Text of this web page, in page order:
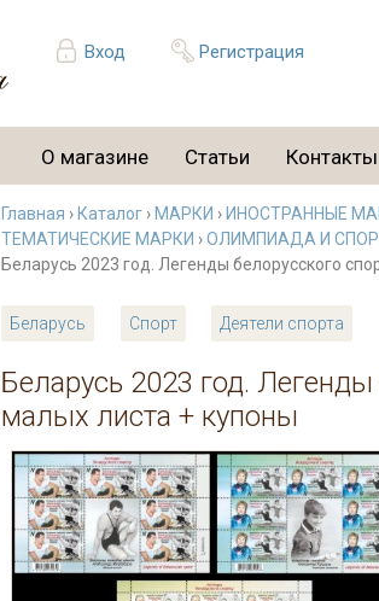
Вход Регистрация
О магазине Статьи Контакты
Главная › Каталог › МАРКИ › ИНОСТРАННЫЕ
ТЕМАТИЧЕСКИЕ МАРКИ ›ОЛИМПИАДА И
Беларусь 2023 год. Легенды белорусского
Беларусь Спорт Деятели спорта
Беларусь 2023 год.
малых листа + купоны